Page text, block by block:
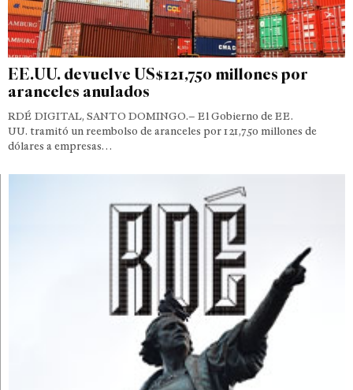
EE.UU. devuelve US$121,750 millones por
aranceles anulados
RDÉ DIGITAL, SANTO DOMINGO.– El Gobierno de EE.
UU. tramitó un reembolso de aranceles por 121,750 millones de
dólares a empresas…